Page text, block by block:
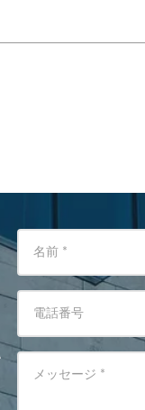
名前 *
電話番号
メッセージ *